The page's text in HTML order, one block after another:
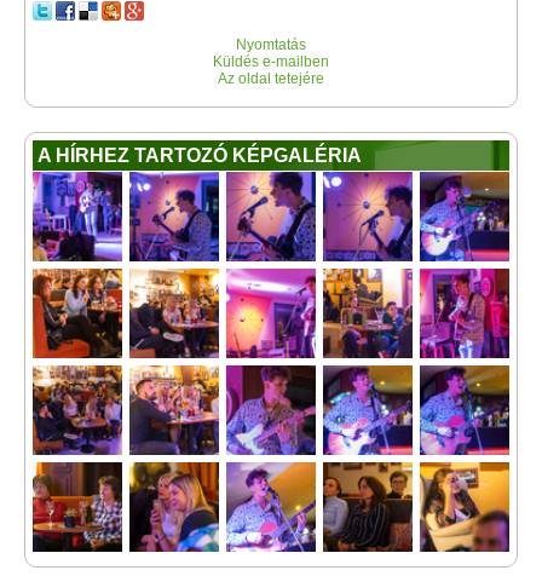
Nyomtatás
Küldés e-mailben
Az oldal tetejére
A HÍRHEZ TARTOZÓ KÉPGALÉRIA